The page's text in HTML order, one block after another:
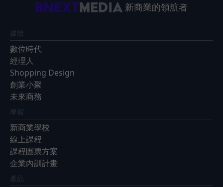
新商業的領航者
媒體
數位時代
經理人
Shopping Design
創業小聚
未來商務
學習
新商業學校
線上課程
課程團票方案
企業內訓計畫
產品